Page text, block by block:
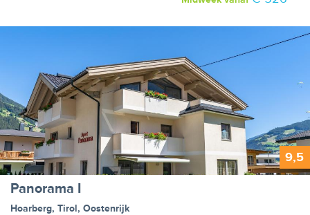
9,5
Panorama I
Hoarberg, Tirol, Oostenrijk